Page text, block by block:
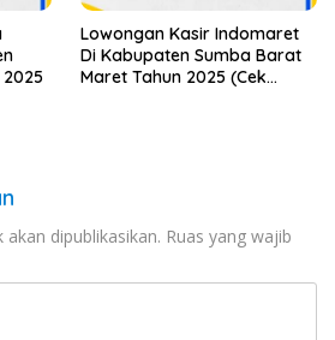
Lowongan Kasir Indomaret
Di Kabupaten Sumba Barat
Maret Tahun 2025 (Cek
dipublikasikan. Ruas yang wajib